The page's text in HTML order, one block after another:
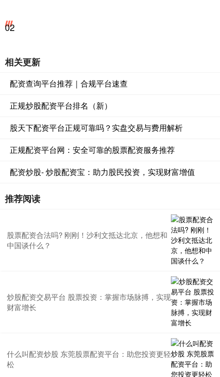
02
相关更新
配资查询平台推荐｜合规平台速查
正规炒股配资平台排名（新）
股天下配资平台正规可靠吗？实盘交易与费用解析
正规配资平台网：安全可靠的股票配资服务推荐
配资炒股- 炒股配资宝：助力股民投资，实现财富增值
推荐阅读
股票配资合法吗? 刚刚！沙利文抵达北京，他想和
中国谈什么？
炒股配资交易平台 股票投资：掌握市场脉搏，实现
财富增长
什么叫配资炒股 东莞股票配资平台：助您投资更轻
松